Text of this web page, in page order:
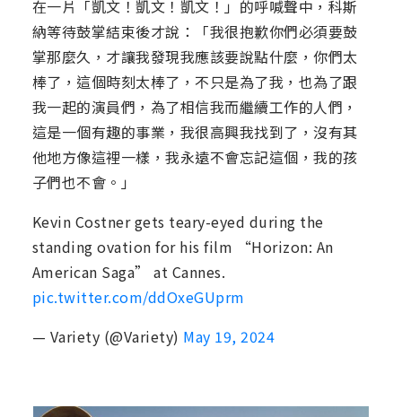
在一片「凱文！凱文！凱文！」的呼喊聲中，科斯
納等待鼓掌結束後才說：「我很抱歉你們必須要鼓
掌那麼久，才讓我發現我應該要說點什麼，你們太
棒了，這個時刻太棒了，不只是為了我，也為了跟
我一起的演員們，為了相信我而繼續工作的人們，
這是一個有趣的事業，我很高興我找到了，沒有其
他地方像這裡一樣，我永遠不會忘記這個，我的孩
子們也不會。」
Kevin Costner gets teary-eyed during the
standing ovation for his film “Horizon: An
American Saga” at Cannes.
pic.twitter.com/ddOxeGUprm
— Variety (@Variety) May 19, 2024